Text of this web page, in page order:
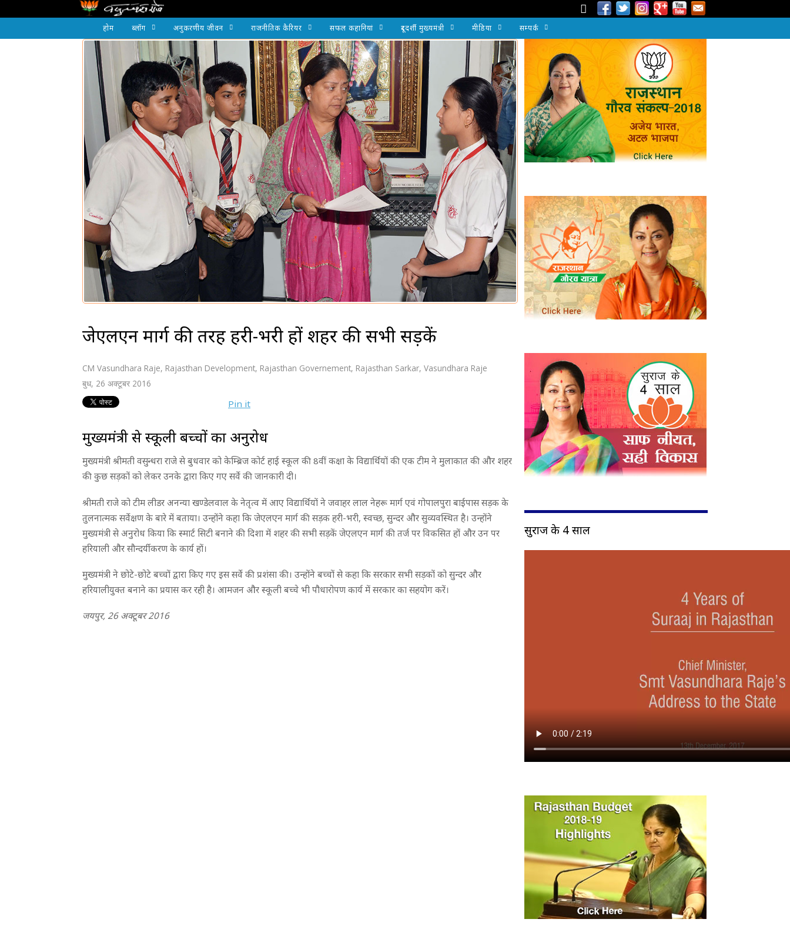
होम ब्लॉग अनुकरणीय जीवन राजनीतिक कैरियर सफल कहानियां दूरदर्शी मुख्यमंत्री मीडिया सम्पर्क
जेएलएन मार्ग की तरह हरी-भरी हों शहर की सभी सड़कें
CM Vasundhara Raje, Rajasthan Development, Rajasthan Governement, Rajasthan Sarkar, Vasundhara Raje
बुध, 26 अक्टूबर 2016
Pin it
मुख्यमंत्री से स्कूली बच्चों का अनुरोध
मुख्यमंत्री श्रीमती वसुन्धरा राजे से बुधवार को केम्ब्रिज कोर्ट हाई स्कूल की 8वीं कक्षा के विद्यार्थियों की एक टीम ने मुलाकात की और शहर
की कुछ सड़कों को लेकर उनके द्वारा किए गए सर्वे की जानकारी दी।
श्रीमती राजे को टीम लीडर अनन्या खण्डेलवाल के नेतृत्व में आए विद्यार्थियों ने जवाहर लाल नेहरू मार्ग एवं गोपालपुरा बाईपास सड़क के
तुलनात्मक सर्वेक्षण के बारे में बताया। उन्होंने कहा कि जेएलएन मार्ग की सड़क हरी-भरी, स्वच्छ, सुन्दर और सुव्यवस्थित है। उन्होंने
मुख्यमंत्री से अनुरोध किया कि स्मार्ट सिटी बनाने की दिशा में शहर की सभी सड़कें जेएलएन मार्ग की तर्ज पर विकसित हों और उन पर
हरियाली और सौन्दर्यीकरण के कार्य हों।
मुख्यमंत्री ने छोटे-छोटे बच्चों द्वारा किए गए इस सर्वे की प्रशंसा की। उन्होंने बच्चों से कहा कि सरकार सभी सड़कों को सुन्दर और
हरियालीयुक्त बनाने का प्रयास कर रही है। आमजन और स्कूली बच्चे भी पौधारोपण कार्य में सरकार का सहयोग करें।
जयपुर, 26 अक्टूबर 2016
सुराज के 4 साल